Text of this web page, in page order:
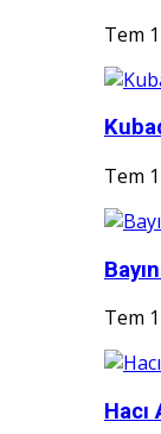
Tem
Tem
Tem